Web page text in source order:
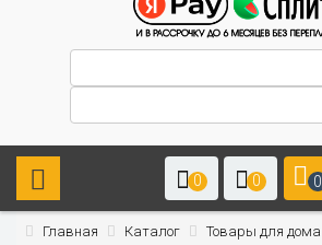
0 0 0
Главная Каталог
Товары для дома